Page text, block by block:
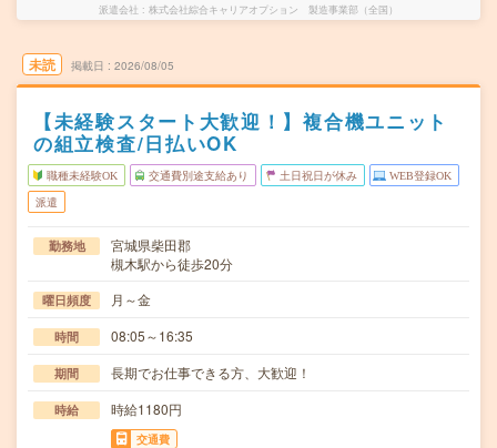
派遣会社 株式会社綜合キャリアオプション 製造事業部（全国）
未読 掲載日 2026/08/05
【未経験スタート大歓迎！】複合機ユニット
の組立検査/日払いOK
職種未経験OK 交通費別途支給あり 土日祝日が休み WEB登録OK
派遣
勤務地
宮城県柴田郡
槻木駅から徒歩20分
曜日頻度 月～金
時間 08:05～16:35
期間 長期でお仕事できる方、大歓迎！
時給 時給1180円
交通費